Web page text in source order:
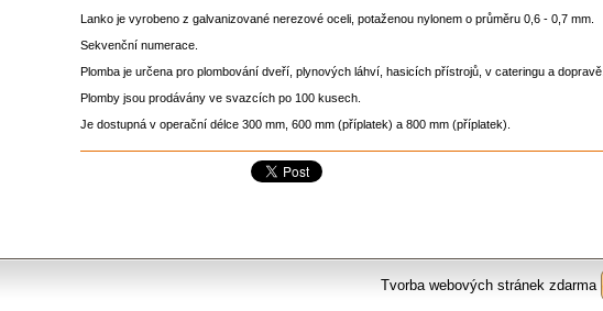
Lanko je vyrobeno z galvanizované nerezové oceli, potaženou nylonem o průměru 0,6 - 0,7 mm.
Sekvenční numerace.
Plomba je určena pro plombování dveří, plynových láhví, hasicích přístrojů, v cateringu a dopravě.
Plomby jsou prodávány ve svazcích po 100 kusech.
Je dostupná v operační délce 300 mm, 600 mm (příplatek) a 800 mm (příplatek).
Tvorba webových stránek zdarma